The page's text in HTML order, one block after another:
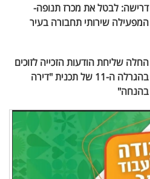
דרישה: לבטל את מכרז תנופה-
המפעילה שירותי תחבורה בעיר
החלה שליחת הודעות הזכייה לזוכים
בהגרלה ה-11 של תכנית "דירה
בהנחה"